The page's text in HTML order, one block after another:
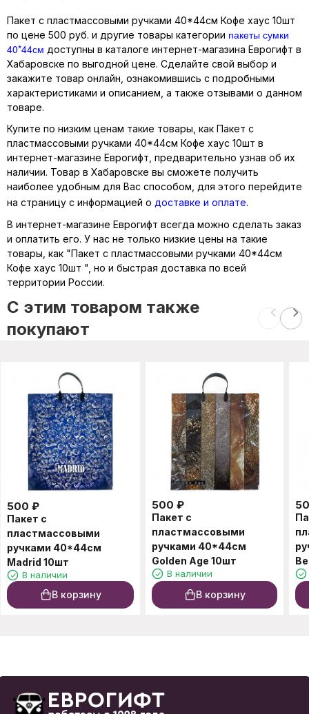
Пакет с пластмассовыми ручками 40*44см Кофе хаус 10шт
по цене 500 руб. и другие товары категории пакеты сумки
40*44см доступны в каталоге интернет-магазина Еврогифт в
Хабаровске по выгодной цене. Сделайте свой выбор и
закажите товар онлайн, ознакомившись с подробными
характеристиками и описанием, а также отзывами о данном
товаре.
Купите по низким ценам такие товары, как Пакет с
пластмассовыми ручками 40*44см Кофе хаус 10шт в
интернет-магазине Еврогифт, предварительно узнав об их
наличии. Товар в Хабаровске вы сможете получить
наиболее удобным для Вас способом, для этого перейдите
на страницу с информацией о доставке и оплате.
В интернет-магазине Еврогифт всегда можно сделать заказ
и оплатить его. У нас не только низкие цены на такие
товары, как "Пакет с пластмассовыми ручками 40*44см
Кофе хаус 10шт ", но и быстрая доставка по всей
территории России.
C этим товаром также
покупают
500 ₽
Пакет с
пластмассовыми
ручками 40*44см
Madrid 10шт
В наличии
В корзину
500 ₽
Пакет с
пластмассовыми
ручками 40*44см
Golden Age 10шт
В наличии
В корзину